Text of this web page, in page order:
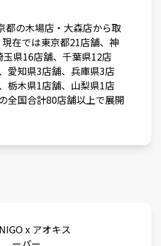
都の木場店・大森店から取
在では東京都21店舗、神
県16店舗、千葉県12店
愛知県3店舗、兵庫県3店
栃木県1店舗、山梨県1店
全国合計80店舗以上で展開